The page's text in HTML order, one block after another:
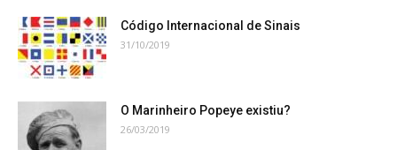
Código Internacional de Sinais
31/10/2019
O Marinheiro Popeye existiu?
26/03/2019